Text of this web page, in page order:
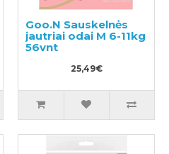
Goo.N Sauskelnės
jautriai odai M 6-11kg
56vnt
25,49€